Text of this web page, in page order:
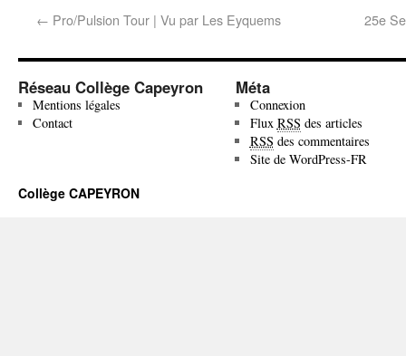
← Pro/Pulsion Tour | Vu par Les Eyquems 25e
Réseau Collège Capeyron
Mentions légales
Contact
Méta
Connexion
Flux RSS des articles
RSS des commentaires
Site de WordPress-FR
Collège CAPEYRON